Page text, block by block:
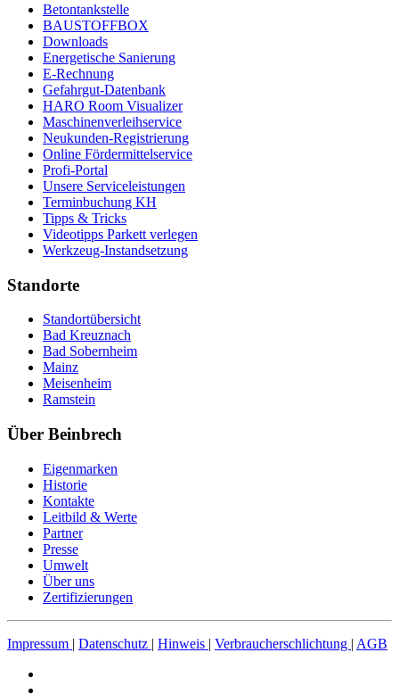
Betontankstelle
BAUSTOFFBOX
Downloads
Energetische Sanierung
E-Rechnung
Gefahrgut-Datenbank
HARO Room Visualizer
Maschinenverleihservice
Neukunden-Registrierung
Online Fördermittelservice
Profi-Portal
Unsere Serviceleistungen
Terminbuchung KH
Tipps & Tricks
Videotipps Parkett verlegen
Werkzeug-Instandsetzung
Standorte
Standortübersicht
Bad Kreuznach
Bad Sobernheim
Mainz
Meisenheim
Ramstein
Über Beinbrech
Eigenmarken
Historie
Kontakte
Leitbild & Werte
Partner
Presse
Umwelt
Über uns
Zertifizierungen
Impressum | Datenschutz | Hinweis | Verbraucherschlichtung | AGB